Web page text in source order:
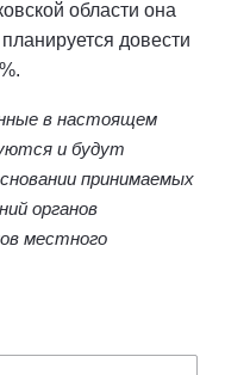
области она
довести
в настоящем
и будут
принимаемых
органов
местного